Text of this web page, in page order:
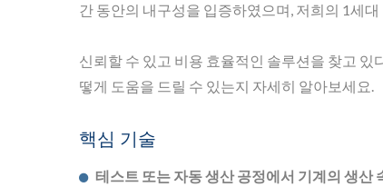
간 동안의 내구성을 입증하였으며, 저희의 1세
신뢰할 수 있고 비용 효율적인 솔루션을 찾고 있
떻게 도움을 드릴 수 있는지 자세히 알아보세요.
핵심 기술
테스트 또는 자동 생산 공정에서 기계의 생산